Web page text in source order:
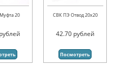
20
рублей
СВК ПЭ Отвод 20х20
42.70 рублей
Посмотреть